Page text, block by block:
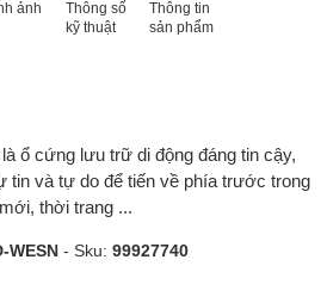
ảnh
Thông số
kỹ thuật
Thông tin
sản phẩm
ổ cứng lưu trữ di động đáng tin cậy,
tin và tự do để tiến về phía trước trong
thời trang ...
WESN - Sku: 99927740